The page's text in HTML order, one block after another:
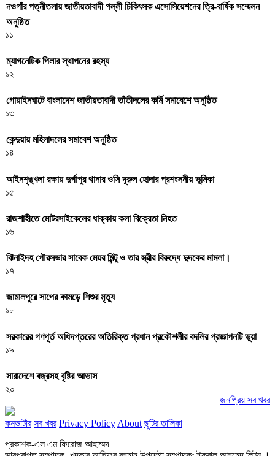
নওগাঁর পত্নীতলায় জাতীয়তাবাদী পল্লী চিকিৎসক এসোসিয়েশনের ত্রি-বার্ষিক সম্মেলন
অনুষ্ঠিত
১১
ম্যাগনেটিক পিলার স্থাপনের রহস্য
১২
গোয়াইনঘাটে বাংলাদেশ জাতীয়তাবাদী তাঁতীদলের কর্মি সমাবেশে অনুষ্ঠিত
১৩
কেন্দুয়ায় মহিলাদলের সমাবেশ অনুষ্ঠিত
১৪
আইনশৃঙ্খলা রক্ষায় দুর্গাপুর থানার ওসি দূরুল হোদার প্রশংসনীয় ভূমিকা
১৫
রাজশাহীতে মোটরসাইকেলের ধাক্কায় কলা বিক্রেতা নিহত
১৬
ঝিনাইদহ পৌরসভার সাবেক মেয়র মিন্টু ও তার স্ত্রীর বিরুদ্ধে দুদকের মামলা।
১৭
জামালপুরে সাপের কামড়ে শিশুর মৃত্যু
১৮
সরকারের গণপূর্ত অধিদপ্তরের অতিরিক্ত প্রধান প্রকৌশলীর বদলির প্রজ্ঞাপনটি ভুয়া
১৯
সারাদেশে বজ্রসহ বৃষ্টির আভাস
২০
জনপ্রিয় সব খবর
কনভার্টার সব খবর Privacy Policy About ছুটির তালিকা
প্রকাশক-এস এম ফিরোজ আহাম্মদ